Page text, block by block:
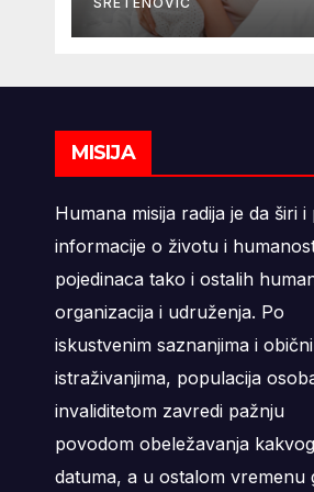
života
MISIJA
Humana misija radija je da širi
informacije o životu i
pojedinaca tako i ostalih
organizacija i udruženja. Po
iskustvenim saznanjima i
istraživanjima, populacija
invaliditetom zavredi pažnju
povodom obeležavanja kakvog
datuma, a u ostalom vremenu